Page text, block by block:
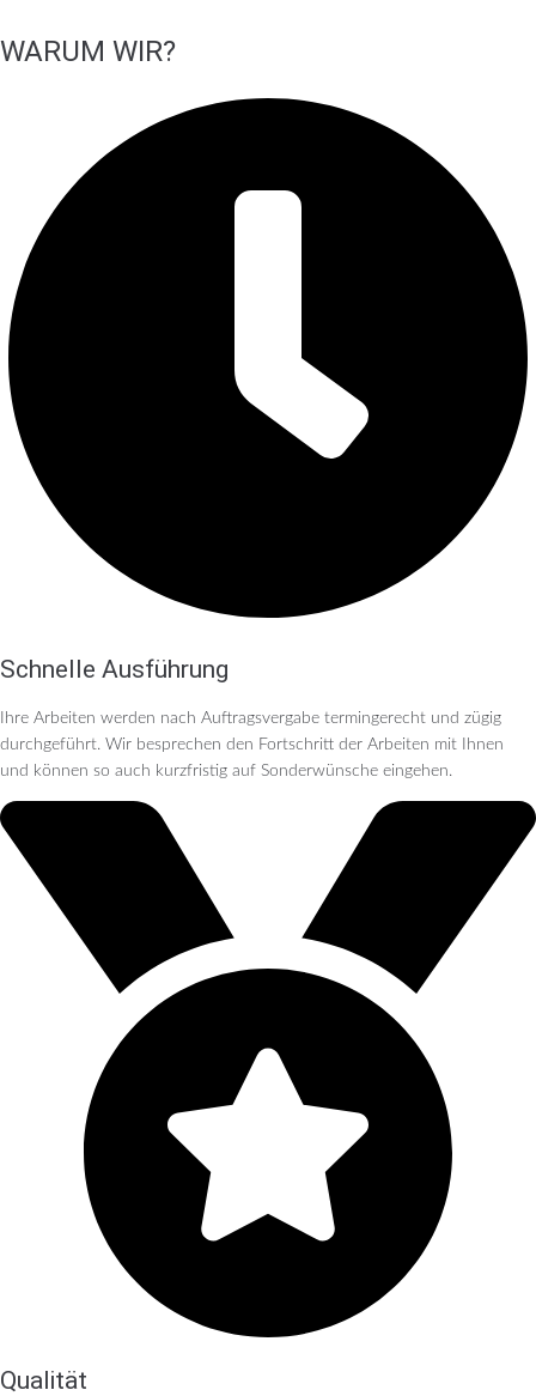
WARUM WIR?
Schnelle Ausführung
Ihre Arbeiten werden nach Auftragsvergabe termingerecht und zügig
durchgeführt. Wir besprechen den Fortschritt der Arbeiten mit Ihnen
und können so auch kurzfristig auf Sonderwünsche eingehen.
Qualität